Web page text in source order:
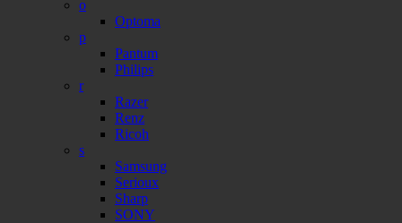
o
Optoma
p
Pantum
Philips
r
Razer
Renz
Ricoh
s
Samsung
Serioux
Sharp
SONY